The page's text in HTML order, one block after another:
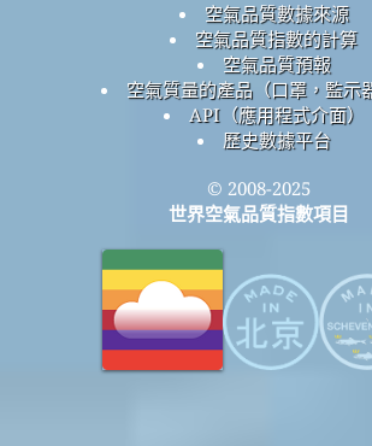
空氣品質數據來源
空氣品質指數的計算
空氣品質預報
空氣質量的產品（口罩，監示
API（應用程式介面）
歷史數據平台
© 2008-2025
世界空氣品質指數項目